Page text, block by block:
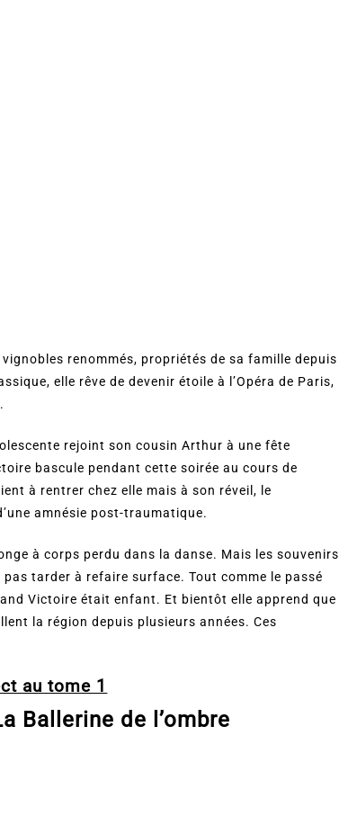
renommés, propriétés de sa famille depuis
elle rêve de devenir étoile à l’Opéra de Paris,
rejoint son cousin Arthur à une fête
bascule pendant cette soirée au cours de
à rentrer chez elle mais à son réveil, le
amnésie post-traumatique.
à corps perdu dans la danse. Mais les souvenirs
tarder à refaire surface. Tout comme le passé
Victoire était enfant. Et bientôt elle apprend que
la région depuis plusieurs années. Ces
au tome 1
Ballerine de l’ombre